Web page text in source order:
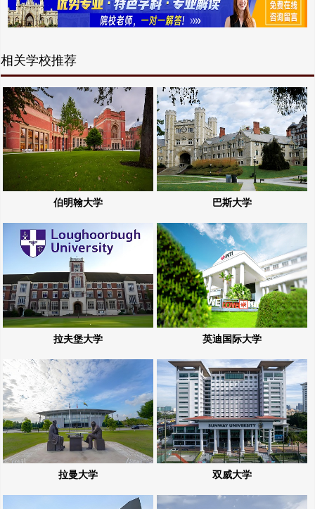
相关学校推荐
伯明翰大学 巴斯大学
拉夫堡大学 英迪国际大学
拉曼大学 双威大学